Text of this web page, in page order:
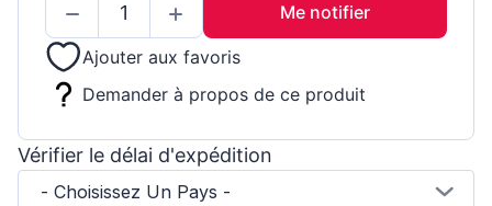
Me notifier
Ajouter aux favoris
Demander à propos de ce produit
Vérifier le délai d'expédition
- Choisissez Un Pays -